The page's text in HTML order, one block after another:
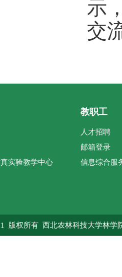
示
交
实验教学中心
教职工
人才招聘
邮箱登录
信息综合服
版权所有 西北农林科技大学林